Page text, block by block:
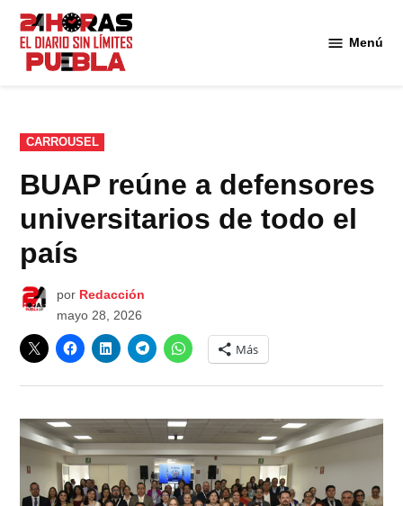
Saltar
contenido
Menú
PUBLICADO
EN
CARROUSEL
BUAP reúne a defensores
universitarios de todo el
país
por Redacción
mayo 28, 2026
Más